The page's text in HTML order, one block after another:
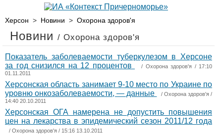
Херсон > Новини > Охорона здоров'я
Новини / Охорона здоров'я
Показатель заболеваемости туберкулезом в Херсоне
за год снизился на 12 процентов
/ Охорона здоров'я / 17:10
01.11.2011
Херсонская область занимает 9-10 место по Украине по
уровню онкозаболеваемости, — данные
/ Охорона здоров'я/
14:40 20.10.2011
Херсонская ОГА намерена не допустить повышения
цен на лекарства в эпидемический сезон 2011/12 года
/ Охорона здоров'я / 15:16 13.10.2011